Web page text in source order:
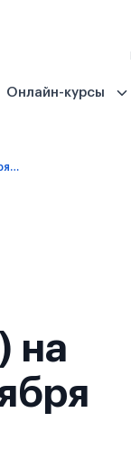
Онлайн-курсы
1 год – платное обучение (языковые) - 8 сентября 2027
на